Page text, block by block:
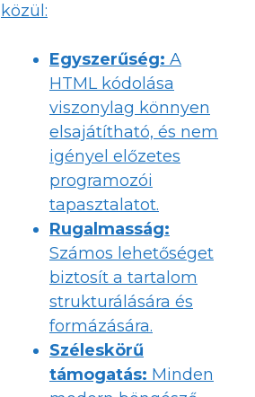
közül:
Egyszerűség: A
HTML kódolása
viszonylag könnyen
elsajátítható, és nem
igényel előzetes
programozói
tapasztalatot.
Rugalmasság:
Számos lehetőséget
biztosít a tartalom
strukturálására és
formázására.
Széleskörű
támogatás: Minden